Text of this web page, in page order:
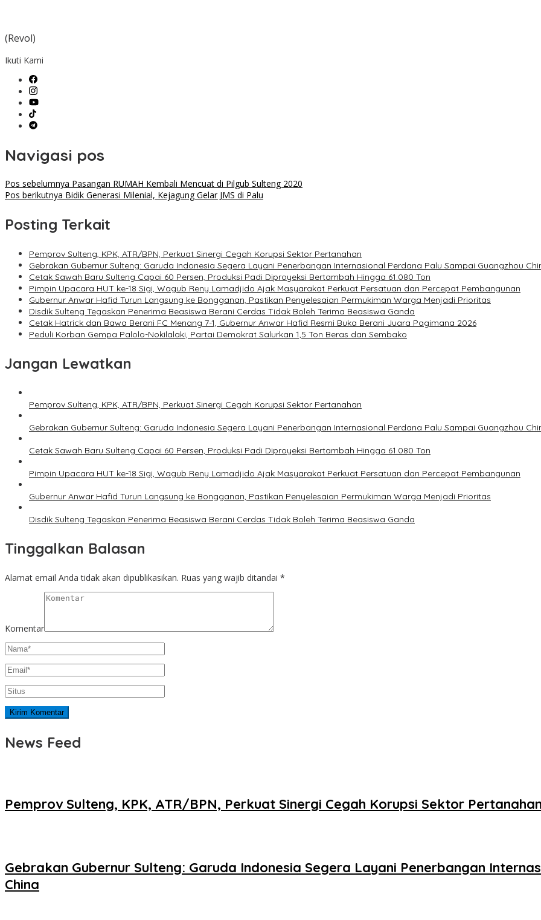
(Revol)
Ikuti Kami
Navigasi pos
Pos sebelumnya Pasangan RUMAH Kembali Mencuat di Pilgub Sulteng 2020
Pos berikutnya Bidik Generasi Milenial, Kejagung Gelar JMS di Palu
Posting Terkait
Pemprov Sulteng, KPK, ATR/BPN, Perkuat Sinergi Cegah Korupsi Sektor Pertanahan
Gebrakan Gubernur Sulteng: Garuda Indonesia Segera Layani Penerbangan Internasional Perdana Palu Sampai Guangzhou
Cetak Sawah Baru Sulteng Capai 60 Persen, Produksi Padi Diproyeksi Bertambah Hingga 61.080 Ton
Pimpin Upacara HUT ke-18 Sigi, Wagub Reny Lamadjido Ajak Masyarakat Perkuat Persatuan dan Percepat Pembangunan
Gubernur Anwar Hafid Turun Langsung ke Bongganan, Pastikan Penyelesaian Permukiman Warga Menjadi Prioritas
Disdik Sulteng Tegaskan Penerima Beasiswa Berani Cerdas Tidak Boleh Terima Beasiswa Ganda
Cetak Hatrick dan Bawa Berani FC Menang 7-1, Gubernur Anwar Hafid Resmi Buka Berani Juara Pagimana 2026
Peduli Korban Gempa Palolo-Nokilalaki, Partai Demokrat Salurkan 1,5 Ton Beras dan Sembako
Jangan Lewatkan
Pemprov Sulteng, KPK, ATR/BPN, Perkuat Sinergi Cegah Korupsi Sektor Pertanahan
Gebrakan Gubernur Sulteng: Garuda Indonesia Segera Layani Penerbangan Internasional Perdana Palu Sampai Guangzhou
Cetak Sawah Baru Sulteng Capai 60 Persen, Produksi Padi Diproyeksi Bertambah Hingga 61.080 Ton
Pimpin Upacara HUT ke-18 Sigi, Wagub Reny Lamadjido Ajak Masyarakat Perkuat Persatuan dan Percepat Pembangunan
Gubernur Anwar Hafid Turun Langsung ke Bongganan, Pastikan Penyelesaian Permukiman Warga Menjadi Prioritas
Disdik Sulteng Tegaskan Penerima Beasiswa Berani Cerdas Tidak Boleh Terima Beasiswa Ganda
Tinggalkan Balasan
Alamat email Anda tidak akan dipublikasikan. Ruas yang wajib ditandai *
Komentar
News Feed
Pemprov Sulteng, KPK, ATR/BPN, Perkuat Sinergi Cegah Korupsi Sektor
Gebrakan Gubernur Sulteng: Garuda Indonesia Segera Layani Penerbangan
China